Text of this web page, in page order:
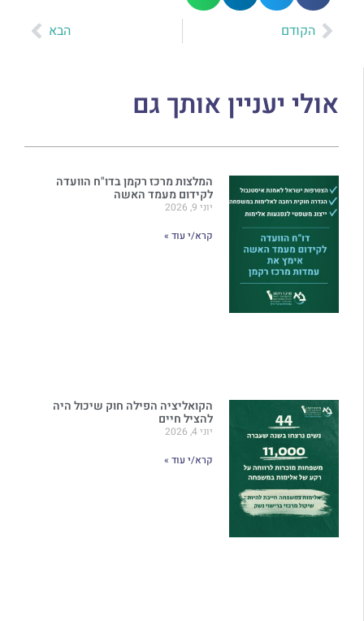
הקודם הבא
אולי יעניין אותך גם
המלצות מרכז רקמן בדו"ח הוועדה
לקידום מעמד האשה
יוני 9, 2026
קרא/י עוד »
הקואליציה הפילה חוק שיכול היה
להציל חיים
יוני 4, 2026
קרא/י עוד »